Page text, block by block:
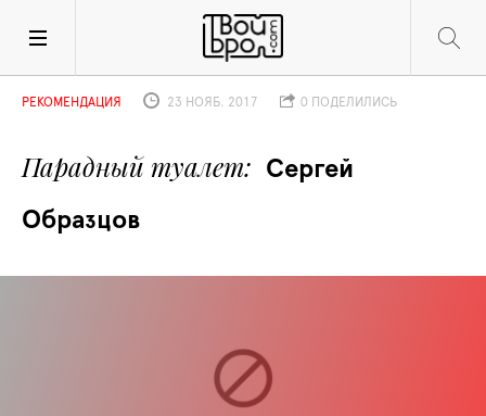
Парадный туалет
Сергей
Образцов
РЕКОМЕНДАЦИЯ 23 НОЯБ. 2017 0 ПОДЕЛИЛИСЬ